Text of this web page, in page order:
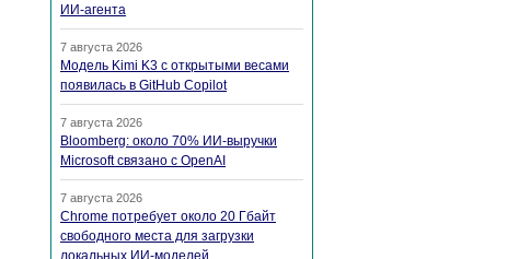
ИИ-агента
7 августа 2026
Модель Kimi K3 с открытыми весами
появилась в GitHub Copilot
7 августа 2026
Bloomberg: около 70% ИИ-выручки
Microsoft связано с OpenAI
7 августа 2026
Chrome потребует около 20 Гбайт
свободного места для загрузки
локальных ИИ-моделей